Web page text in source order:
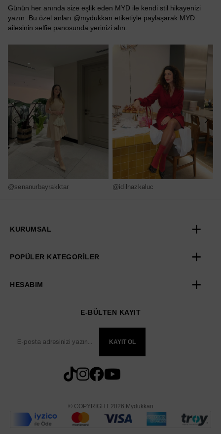
Günün her anında size eşlik eden MYD ile kendi stil hikayenizi
yazın. Bu özel anları @mydukkan etiketiyle paylaşarak MYD
ailesinin selfie panosunda yerinizi alın.
@senanurbayrakktar @idilnazkaluc
KURUMSAL
POPÜLER KATEGORİLER
HESABIM
E-BÜLTEN KAYIT
KAYIT OL
© COPYRIGHT 2026 Mydukkan